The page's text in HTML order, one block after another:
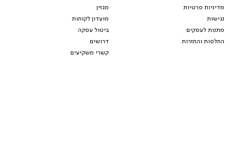
מדיניות פרטיות
נגישות
מתנות לעסקים
החלפות והחזרות
מגזין
מועדון לקוחות
ביטול עסקה
דרושים
קשרי משקיעים